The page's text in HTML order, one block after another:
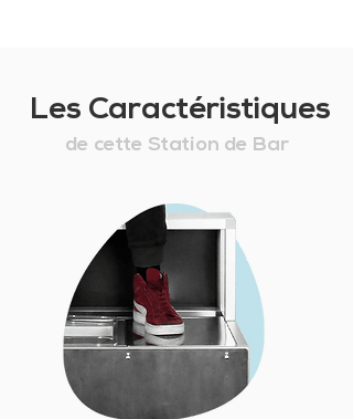
Les Caractéristiques
de cette Station de Bar